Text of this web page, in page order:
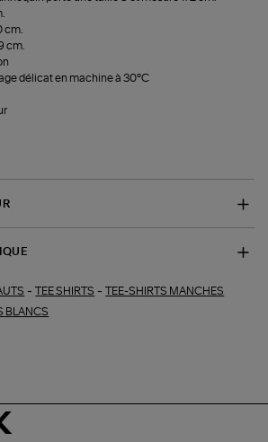
cm.
cm.
délicat en machine à 30°C
-TEE SHIRTS -TEE-SHIRTS MANCHES
BLANCS